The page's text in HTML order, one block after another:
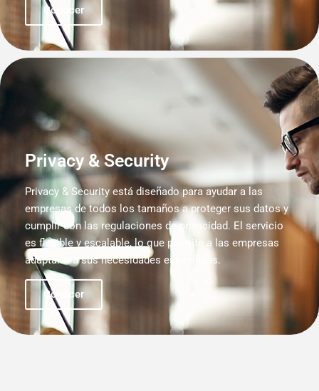
Conocer
Privacy & Security
Privacy & Security está diseñado para ayudar a las
empresas de todos los tamaños a proteger sus datos y
cumplir con las regulaciones de privacidad. El servicio
es flexible y escalable, lo que permite a las empresas
adaptarlo a sus necesidades específicas.
Conocer